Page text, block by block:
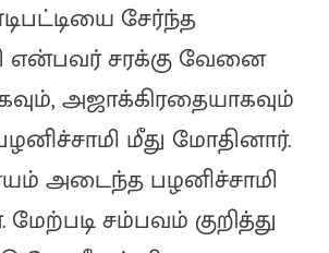
சேர்ந்த
என்பவர் சரக்கு வேனை
அஜாக்கிரதையாகவும்
மீது மோதினார்.
அடைந்த பழனிச்சாமி
மேற்படி சம்பவம் குறித்து